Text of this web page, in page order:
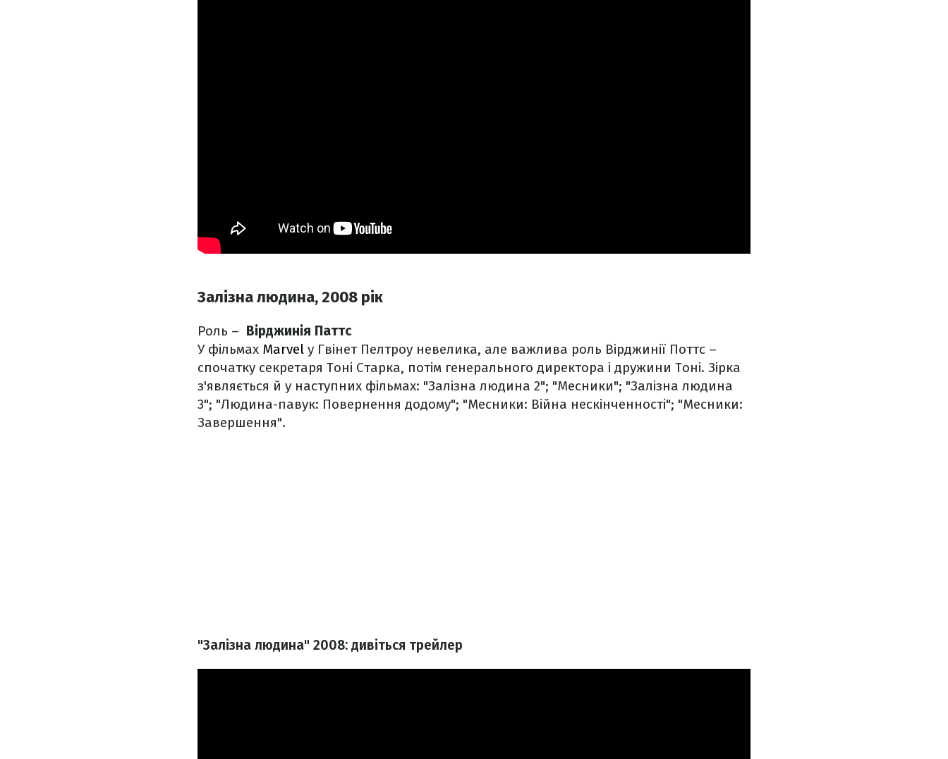
Залізна людина, 2008 рік
Роль – Вірджинія Паттс
У фільмах Marvel у Гвінет Пелтроу невелика, але важлива роль Вірджинії Поттс –
спочатку секретаря Тоні Старка, потім генерального директора і дружини Тоні. Зірка
з'являється й у наступних фільмах: "Залізна людина 2"; "Месники"; "Залізна людина
3"; "Людина-павук: Повернення додому"; "Месники: Війна нескінченності"; "Месники:
Завершення".
"Залізна людина" 2008: дивіться трейлер